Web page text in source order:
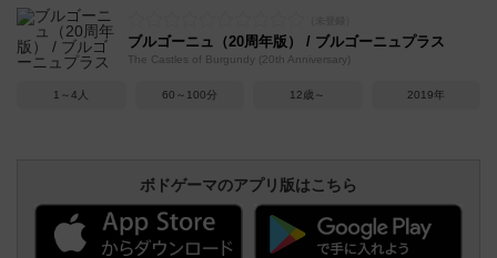
ブルゴーニュ（20周年版） / ブルゴーニュプラス
The Castles of Burgundy (20th Anniversary)
1～4人 60～100分 12歳～ 2019年
ボドゲーマのアプリ版はこちら